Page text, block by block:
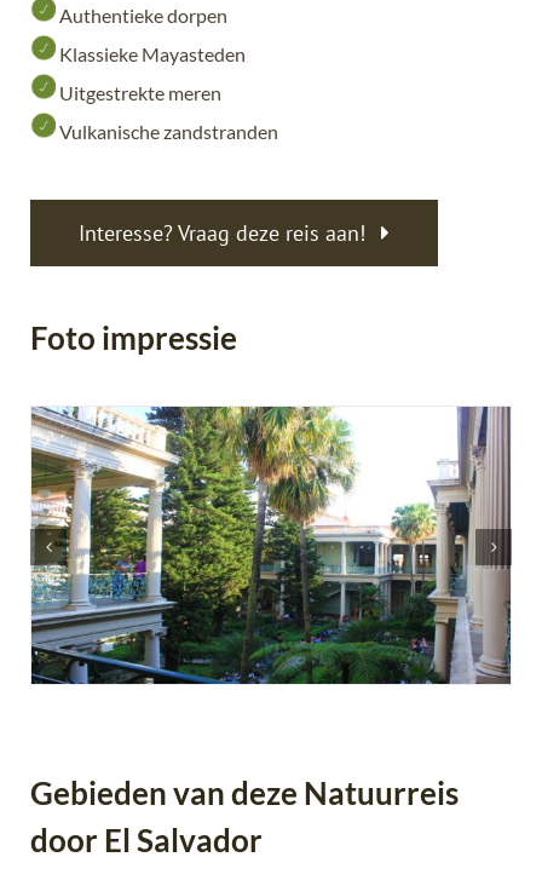
Authentieke dorpen
Klassieke Mayasteden
Uitgestrekte meren
Vulkanische zandstranden
Interesse? Vraag deze reis aan!
Foto impressie
Gebieden van deze Natuurreis
door El Salvador